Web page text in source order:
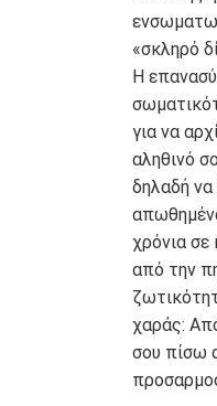
«σκληρό
Η
για να
αληθινό
δηλαδή να
χρόνια σε
από την
χαράς:
σου πίσω